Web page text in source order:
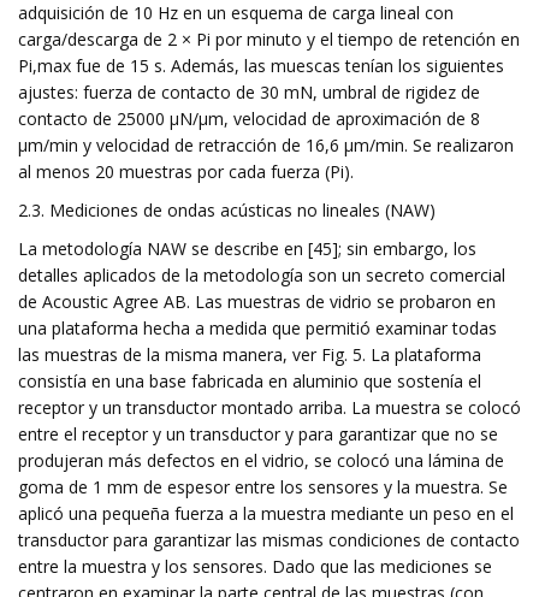
adquisición de 10 Hz en un esquema de carga lineal con
carga/descarga de 2 × Pi por minuto y el tiempo de retención en
Pi,max fue de 15 s. Además, las muescas tenían los siguientes
ajustes: fuerza de contacto de 30 mN, umbral de rigidez de
contacto de 25000 µN/µm, velocidad de aproximación de 8
µm/min y velocidad de retracción de 16,6 µm/min. Se realizaron
al menos 20 muestras por cada fuerza (Pi).
2.3. Mediciones de ondas acústicas no lineales (NAW)
La metodología NAW se describe en [45]; sin embargo, los
detalles aplicados de la metodología son un secreto comercial
de Acoustic Agree AB. Las muestras de vidrio se probaron en
una plataforma hecha a medida que permitió examinar todas
las muestras de la misma manera, ver Fig. 5. La plataforma
consistía en una base fabricada en aluminio que sostenía el
receptor y un transductor montado arriba. La muestra se colocó
entre el receptor y un transductor y para garantizar que no se
produjeran más defectos en el vidrio, se colocó una lámina de
goma de 1 mm de espesor entre los sensores y la muestra. Se
aplicó una pequeña fuerza a la muestra mediante un peso en el
transductor para garantizar las mismas condiciones de contacto
entre la muestra y los sensores. Dado que las mediciones se